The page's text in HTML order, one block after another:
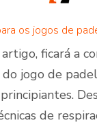
ficará a
jogo de
de